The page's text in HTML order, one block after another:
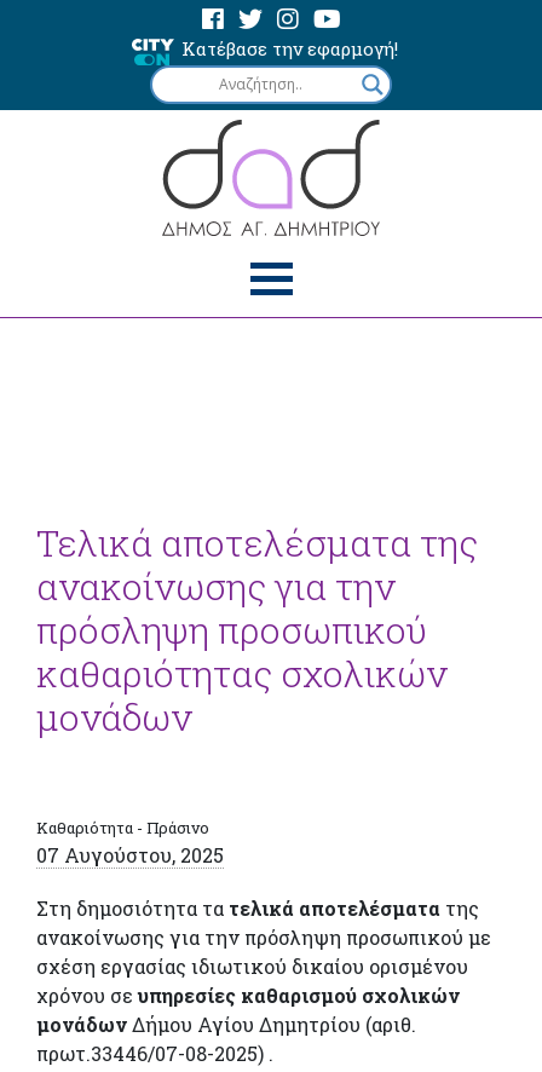
Κατέβασε την εφαρμογή!
Τελικά αποτελέσματα της
ανακοίνωσης για την
πρόσληψη προσωπικού
καθαριότητας σχολικών
μονάδων
Καθαριότητα - Πράσινο
07 Αυγούστου, 2025
Στη δημοσιότητα τα τελικά αποτελέσματα της
ανακοίνωσης για την πρόσληψη προσωπικού με
σχέση εργασίας ιδιωτικού δικαίου ορισμένου
χρόνου σευπηρεσίες καθαρισμού σχολικών
μονάδωνΔήμου Αγίου Δημητρίου (αριθ.
πρωτ.33446/07-08-2025) .